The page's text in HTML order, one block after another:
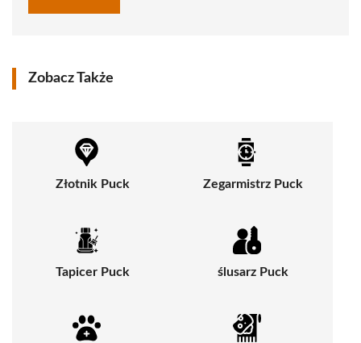
Zobacz Także
Złotnik Puck Zegarmistrz Puck
Tapicer Puck ślusarz Puck